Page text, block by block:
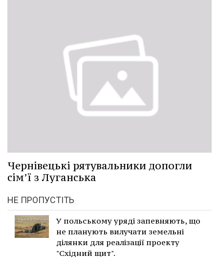
Чернівецькі рятувальники допогли
сім’ї з Луганська
НЕ ПРОПУСТІТЬ
У польському уряді запевняють, що
не планують вилучати земельні
ділянки для реалізації проекту
"Східний щит".